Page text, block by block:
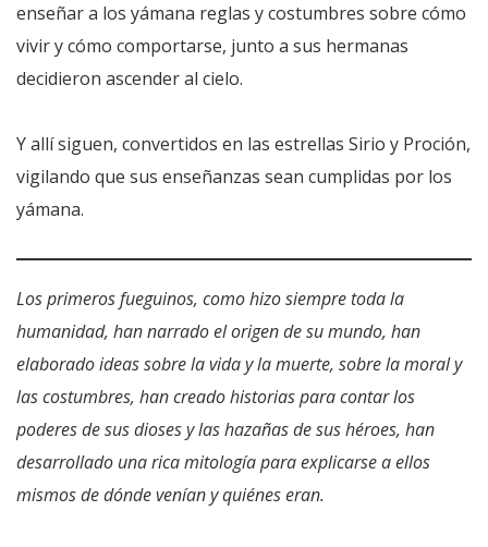
enseñar a los yámana reglas y costumbres sobre cómo
vivir y cómo comportarse, junto a sus hermanas
decidieron ascender al cielo.
Y allí siguen, convertidos en las estrellas Sirio y Proción,
vigilando que sus enseñanzas sean cumplidas por los
yámana.
Los primeros fueguinos, como hizo siempre toda la
humanidad, han narrado el origen de su mundo, han
elaborado ideas sobre la vida y la muerte, sobre la moral y
las costumbres, han creado historias para contar los
poderes de sus dioses y las hazañas de sus héroes, han
desarrollado una rica mitología para explicarse a ellos
mismos de dónde venían y quiénes eran.